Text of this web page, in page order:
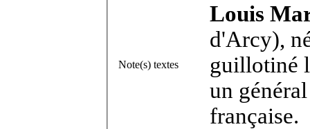
Note(s) textes
Louis
d'Arcy),
guillotiné
un
française.